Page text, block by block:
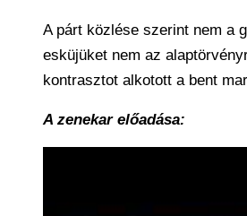
A párt közlése szerint nem a
esküjüket nem az
kontrasztot alkotott a bent
A zenekar előadása: